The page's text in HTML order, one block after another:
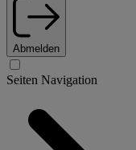
Abmelden
Seiten Navigation